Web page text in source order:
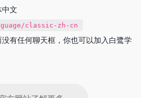
文
classic-zh-cn
有任何聊天框，你也可以加入白鹭学